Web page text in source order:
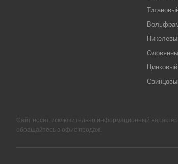
Сайт носит исключительно информационный
обращайтесь в офис продаж.